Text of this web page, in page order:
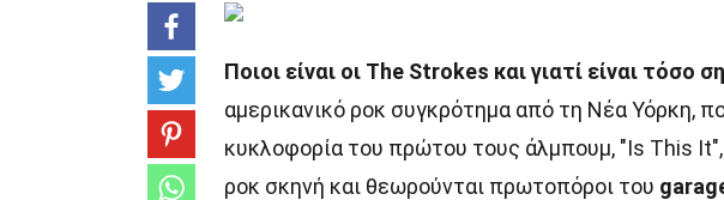
Ποιοι είναι οι The Strokes και γιατί είναι τόσο
αμερικανικό ροκ συγκρότημα από τη Νέα Υόρκη,
κυκλοφορία του πρώτου τους άλμπουμ, "Is This
ροκ σκηνή και θεωρούνται πρωτοπόροι του